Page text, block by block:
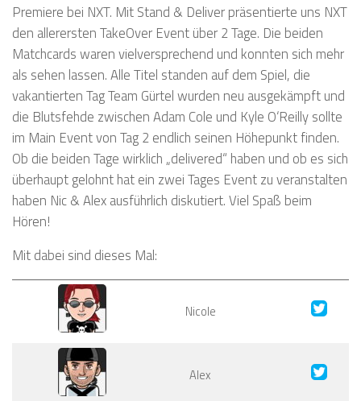
Premiere bei NXT. Mit Stand & Deliver präsentierte uns NXT
den allerersten TakeOver Event über 2 Tage. Die beiden
Matchcards waren vielversprechend und konnten sich mehr
als sehen lassen. Alle Titel standen auf dem Spiel, die
vakantierten Tag Team Gürtel wurden neu ausgekämpft und
die Blutsfehde zwischen Adam Cole und Kyle O‘Reilly sollte
im Main Event von Tag 2 endlich seinen Höhepunkt finden.
Ob die beiden Tage wirklich „delivered“ haben und ob es sich
überhaupt gelohnt hat ein zwei Tages Event zu veranstalten
haben Nic & Alex ausführlich diskutiert. Viel Spaß beim
Hören!
Mit dabei sind dieses Mal:
Nicole
Alex